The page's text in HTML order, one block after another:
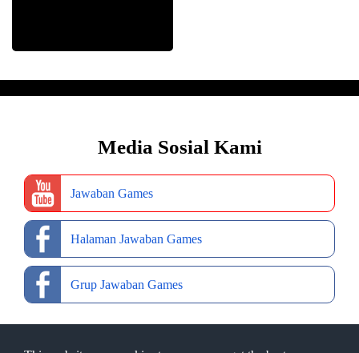
Media Sosial Kami
Jawaban Games
Halaman Jawaban Games
Grup Jawaban Games